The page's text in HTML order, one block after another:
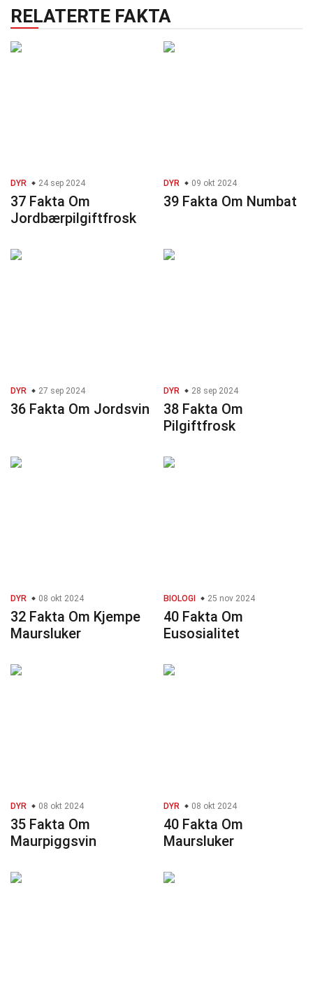
RELATERTE FAKTA
DYR 24 sep 2024
37 Fakta Om
Jordbærpilgiftfrosk
DYR 09 okt 2024
39 Fakta Om Numbat
DYR 27 sep 2024
36 Fakta Om Jordsvin
DYR 28 sep 2024
38 Fakta Om
Pilgiftfrosk
DYR 08 okt 2024
32 Fakta Om Kjempe
Maursluker
BIOLOGI 25 nov 2024
40 Fakta Om
Eusosialitet
DYR 08 okt 2024
35 Fakta Om
Maurpiggsvin
DYR 08 okt 2024
40 Fakta Om
Maursluker